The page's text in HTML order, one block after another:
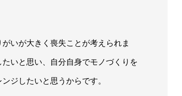
いが大きく喪失ことが考えられま
いと思い、自分自身でモノづくりを
ジしたいと思うからです。